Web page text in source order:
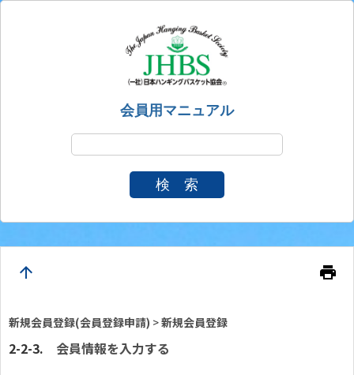
会員用マニュアル
検 索
arrow_upward print
新規会員登録(会員登録申請) >新規会員登録
会員情報を入力する